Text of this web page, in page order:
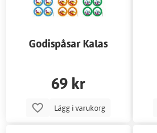
Godispåsar Kalas
69 kr
Lägg i varukorg